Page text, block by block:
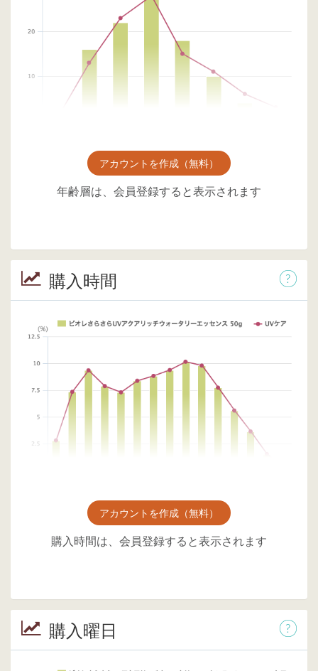
アカウントを作成（無料）
年齢層は、会員登録すると表示されます
購入時間
アカウントを作成（無料）
購入時間は、会員登録すると表示されます
購入曜日